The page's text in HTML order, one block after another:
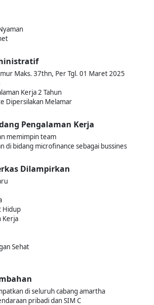
Maks. 37thn, Per Tgl. 01 Maret 2025
Kerja 2 Tahun
Dipersilakan Melamar
Pengalaman Kerja
memimpin team
di bidang microfinance sebagai bussines
Dilampirkan
Hidup
Kerja
Sehat
di seluruh cabang amartha
pribadi dan SIM C